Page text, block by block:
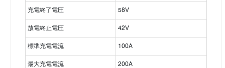
充電終了電圧 58V
放電終止電圧 42V
標準充電電流 100A
最大充電電流 200A